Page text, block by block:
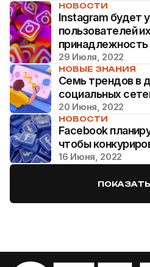
НОВОСТИ
Instagram будет
пользователей
принадлежность
29 Июля, 2022
НОВЫЕ ЗНАНИЯ
Семь трендов в
социальных
20 Июня, 2022
НОВОСТИ
Facebook
чтобы
16 Июня, 2022